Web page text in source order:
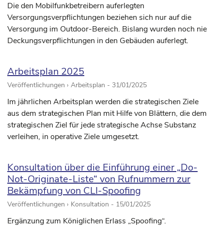
Die den Mobilfunkbetreibern auferlegten
Versorgungsverpflichtungen beziehen sich nur auf die
Versorgung im Outdoor-Bereich. Bislang wurden noch nie
Deckungsverpflichtungen in den Gebäuden auferlegt.
Arbeitsplan 2025
Veröffentlichungen › Arbeitsplan - 31/01/2025
Im jährlichen Arbeitsplan werden die strategischen Ziele
aus dem strategischen Plan mit Hilfe von Blättern, die dem
strategischen Ziel für jede strategische Achse Substanz
verleihen, in operative Ziele umgesetzt.
Konsultation über die Einführung einer „Do-
Not-Originate-Liste“ von Rufnummern zur
Bekämpfung von CLI-Spoofing
Veröffentlichungen › Konsultation - 15/01/2025
Ergänzung zum Königlichen Erlass „Spoofing“.